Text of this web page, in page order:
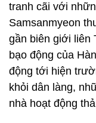
tranh cãi với
Samsanmyeon
gần biên giới liên
bạo động của
động tới hiện
khỏi dân làng,
nhà hoạt động